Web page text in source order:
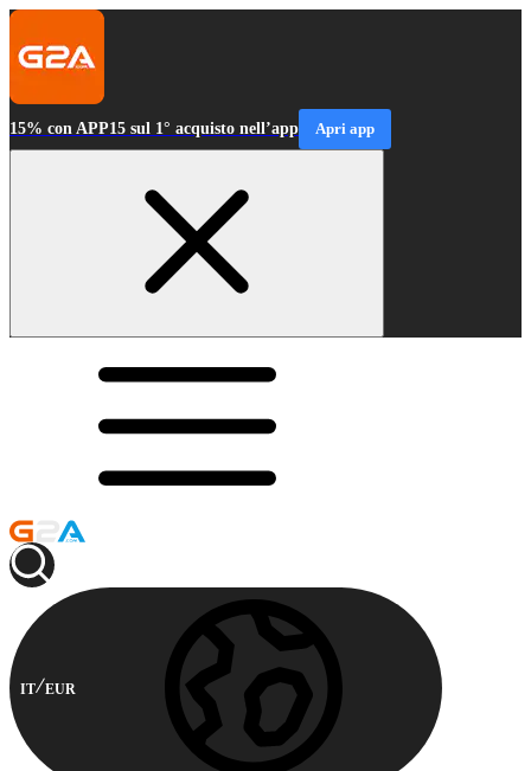
15% con APP15 sul 1° acquisto nell’app Apri app
IT EUR